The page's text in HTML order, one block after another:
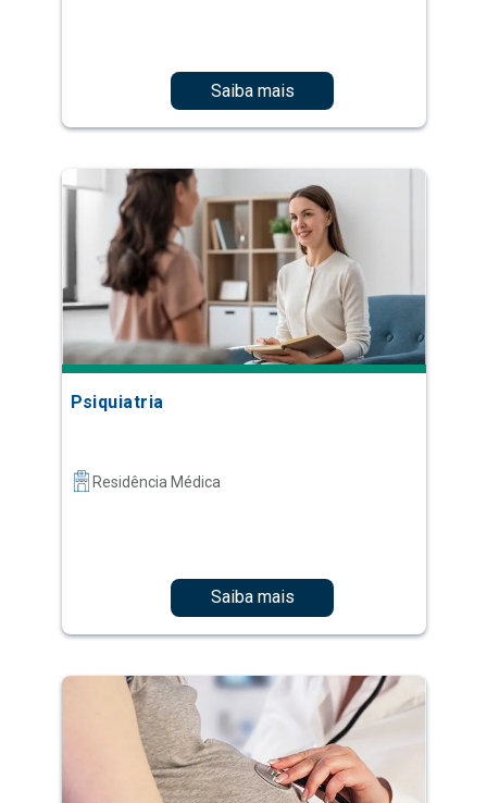
Saiba mais
Psiquiatria
Residência Médica
Saiba mais